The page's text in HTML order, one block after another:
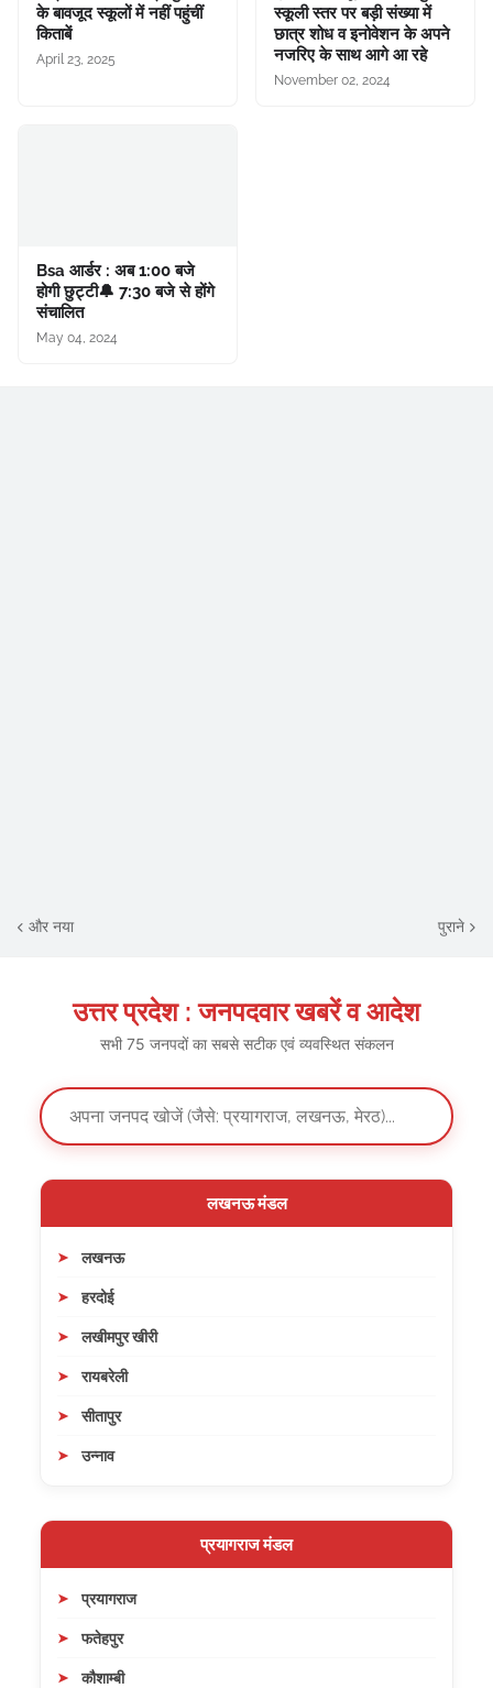
के बावजूद स्कूलों में नहीं पहुंचीं
किताबें
April 23, 2025
स्कूली स्तर पर बड़ी संख्या में
छात्र शोध व इनोवेशन के अपने
नजरिए के साथ आगे आ रहे
November 02, 2024
Bsa आर्डर : अब 1:00 बजे
होगी छुट्टी🔔 7:30 बजे से होंगे
संचालित
May 04, 2024
और नया पुराने
उत्तर प्रदेश : जनपदवार खबरें व आदेश
सभी 75 जनपदों का सबसे सटीक एवं व्यवस्थित संकलन
लखनऊ मंडल
लखनऊ
हरदोई
लखीमपुर खीरी
रायबरेली
सीतापुर
उन्नाव
प्रयागराज मंडल
प्रयागराज
फतेहपुर
कौशाम्बी